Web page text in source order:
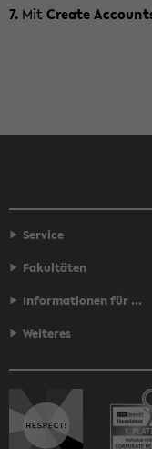
7. MitCrea­te
Service
Fakultäten
Informationen für ...
Weiteres